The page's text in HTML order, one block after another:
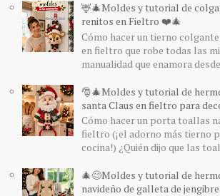
🦌🎄Moldes y tutorial de
renitos en Fieltro ❤️🎄
Cómo hacer un tierno
en fieltro que robe todas las
manualidad que enamora
🎅🎄Moldes y tutorial de
santa Claus en fieltro para
Cómo hacer un porta toallas
fieltro (¡el adorno más tierno
cocina!) ¿Quién dijo que las
🎄😊Moldes y tutorial de
navideño de galleta de